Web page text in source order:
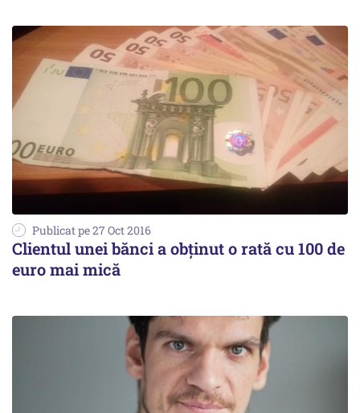
Publicat pe 27 Oct 2016
Clientul unei bănci a obținut o rată cu 100 de
euro mai mică